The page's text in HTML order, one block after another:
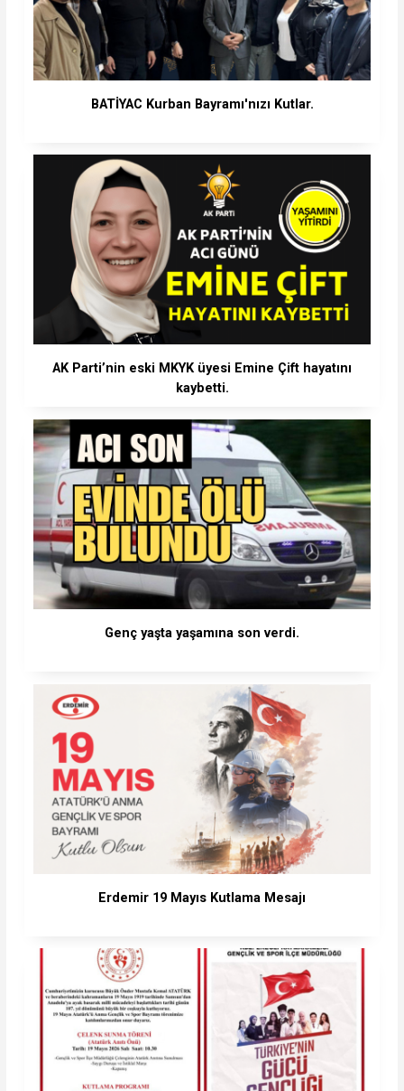
BATİYAC Kurban Bayramı'nızı Kutlar.
AK Parti’nin eski MKYK üyesi Emine Çift hayatını
kaybetti.
Genç yaşta yaşamına son verdi.
Erdemir 19 Mayıs Kutlama Mesajı